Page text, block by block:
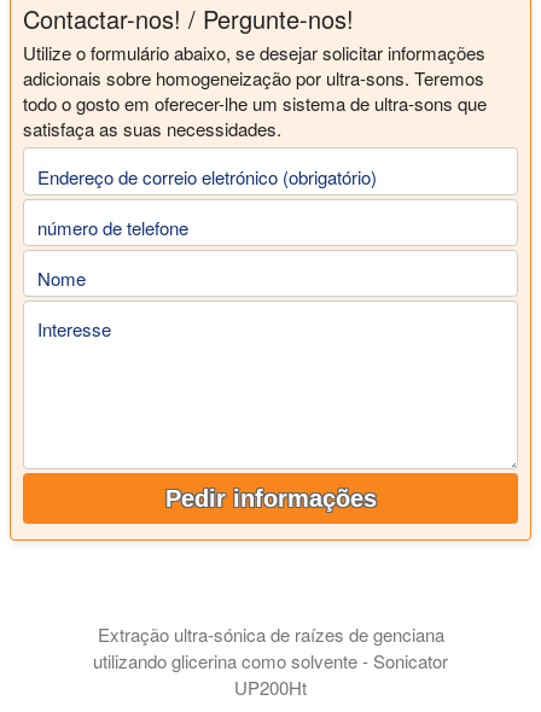
Contactar-nos! / Pergunte-nos!
Utilize o formulário abaixo, se desejar solicitar informações
adicionais sobre homogeneização por ultra-sons. Teremos
todo o gosto em oferecer-lhe um sistema de ultra-sons que
satisfaça as suas necessidades.
Endereço de correio eletrónico (obrigatório)
número de telefone
Nome
Interesse
Pedir informações
Extração ultra-sónica de raízes de genciana
utilizando glicerina como solvente - Sonicator
UP200Ht